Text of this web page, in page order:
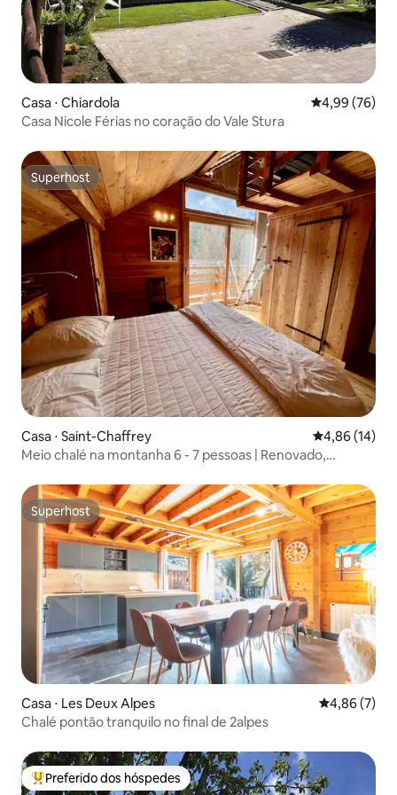
Casa ⋅ Chiardola 4,99 de uma
4,99 (76)
Casa Nicole Férias no coração do Vale Stura
Superhost
Superhost
Casa ⋅ Saint-Chaffrey 4,86 de uma
4,86 (14)
Meio chalé na montanha 6 - 7 pessoas | Renovado,
Superhost
Superhost
Casa ⋅ Les Deux Alpes 4,86 de uma
4,86 (7)
Chalé pontão tranquilo no final de 2alpes
Entre os melhores preferidos dos hóspedes
Preferido dos hóspedes